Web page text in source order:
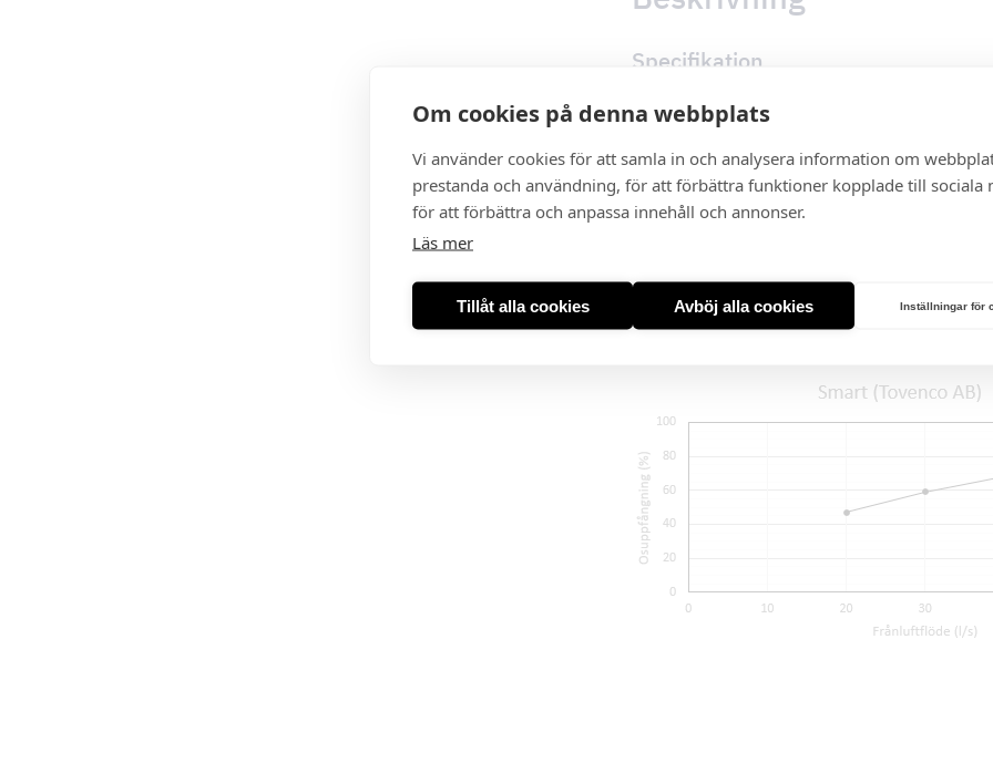
Om cookies på denna webbplats
Vi använder cookies för att samla in och analysera information om
prestanda och användning, för att förbättra funktioner kopplade till sociala
för att förbättra och anpassa innehåll och annonser.
Läs mer
Tillåt alla cookies Avböj alla cookies Inställningar för
Specifikation
Höjd:90-110 cm
Bredd: 50, 60, 70 cm
Djup: 50 cm
Material, färg:Rostfri, Svart, Vit, Valfri kulör
Denna kåpa är bedömd av: Sunda Hus och